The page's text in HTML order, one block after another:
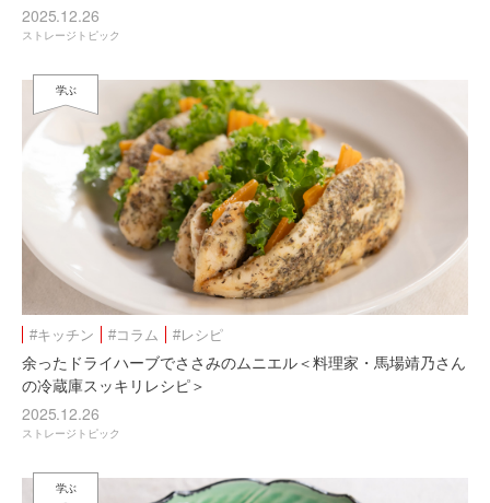
2025.12.26
ストレージトピック
学ぶ
#キッチン #コラム #レシピ
余ったドライハーブでささみのムニエル＜料理家・馬場靖乃さん
の冷蔵庫スッキリレシピ＞
2025.12.26
ストレージトピック
学ぶ